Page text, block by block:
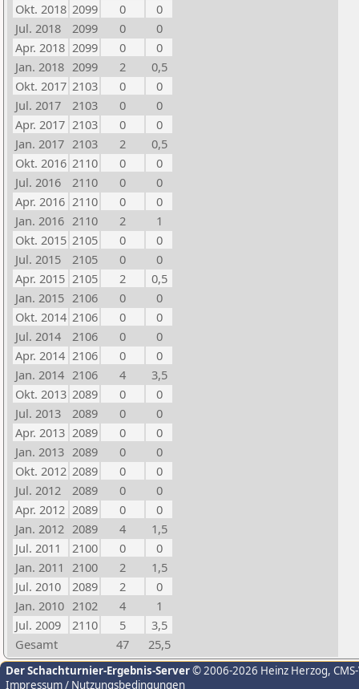
Okt. 2018 2099 0
0
Jul. 2018
2099 0
0
Apr. 2018 2099 0
0
Jan. 2018 2099 2
0,5
Okt. 2017 2103 0
0
Jul. 2017
2103 0
0
Apr. 2017 2103 0
0
Jan. 2017 2103 2
0,5
Okt. 2016 2110 0
0
Jul. 2016
2110 0
0
Apr. 2016 2110 0
0
Jan. 2016 2110 2
1
Okt. 2015 2105 0
0
Jul. 2015
2105 0
0
Apr. 2015 2105 2
0,5
Jan. 2015 2106 0
0
Okt. 2014 2106 0
0
Jul. 2014
2106 0
0
Apr. 2014 2106 0
0
Jan. 2014 2106 4
3,5
Okt. 2013 2089 0
0
Jul. 2013
2089 0
0
Apr. 2013 2089 0
0
Jan. 2013 2089 0
0
Okt. 2012 2089 0
0
Jul. 2012
2089 0
0
Apr. 2012 2089 0
0
Jan. 2012 2089 4
1,5
Jul. 2011
2100 0
0
Jan. 2011 2100 2
1,5
Jul. 2010
2089 2
0
Jan. 2010 2102 4
1
Jul. 2009
2110 5
3,5
Gesamt
47 25,5
Der Schachturnier-Ergebnis-Server© 2006-2026 Heinz Herzog,
Impressum / Nutzungsbedingungen